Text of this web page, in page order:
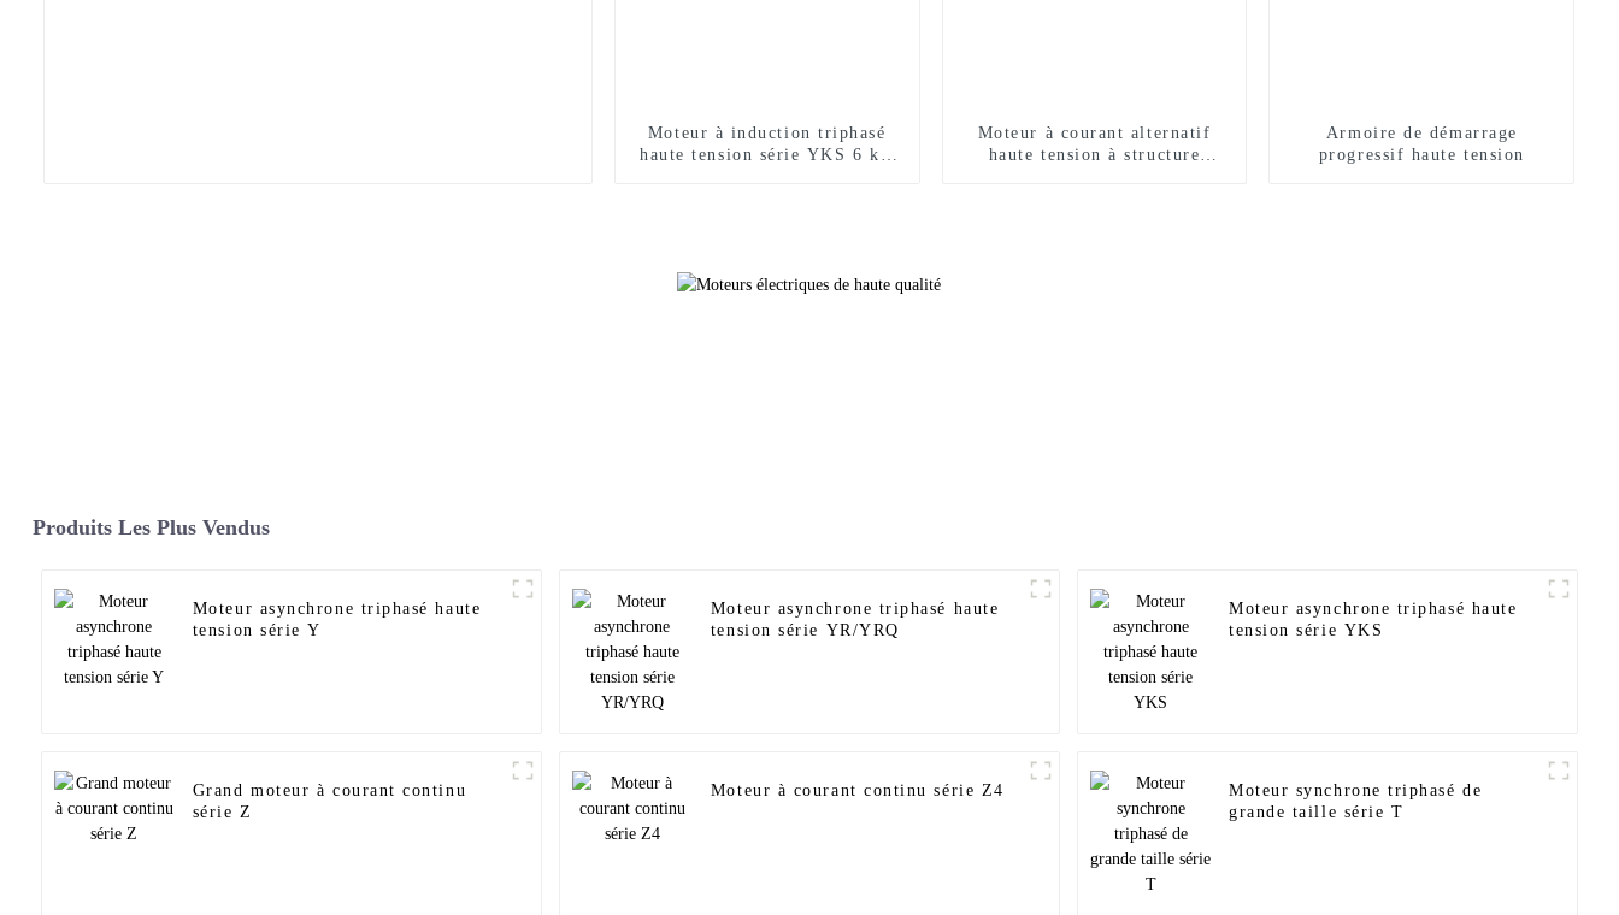
Moteur à induction triphasé
haute tension série YKS 6 kV
Moteur à courant alternatif
haute tension à structure
Armoire de démarrage
progressif haute tension
Produits Les Plus Vendus
Moteur asynchrone triphasé haute
tension série Y
Moteur asynchrone triphasé haute
tension série YR/YRQ
Moteur asynchrone triphasé haute
tension série YKS
Grand moteur à courant continu
série Z
Moteur à courant continu série Z4
Moteur synchrone triphasé de
grande taille série T